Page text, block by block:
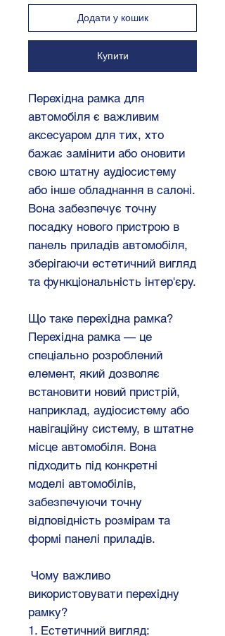
Додати у кошик
Купити
Перехідна рамка для
автомобіля є важливим
аксесуаром для тих, хто
бажає замінити або оновити
свою штатну аудіосистему
або інше обладнання в салоні.
Вона забезпечує точну
посадку нового пристрою в
панель приладів автомобіля,
зберігаючи естетичний вигляд
та функціональність інтер'єру.
Що таке перехідна рамка?
Перехідна рамка — це
спеціально розроблений
елемент, який дозволяє
встановити новий пристрій,
наприклад, аудіосистему або
навігаційну систему, в штатне
місце автомобіля. Вона
підходить під конкретні
моделі автомобілів,
забезпечуючи точну
відповідність розмірам та
формі панелі приладів.
Чому важливо
використовувати перехідну
рамку?
1. Естетичний вигляд: